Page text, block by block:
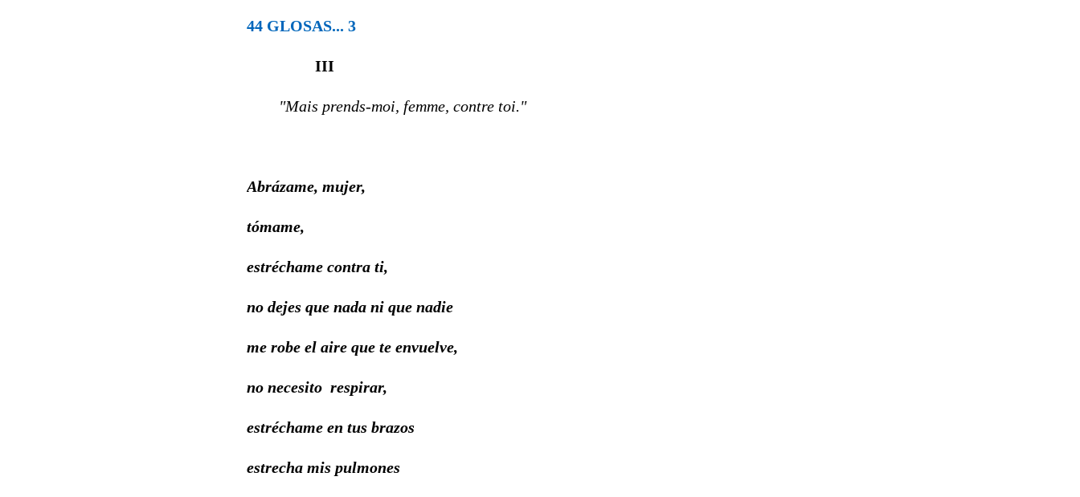
44 GLOSAS... 3
III
"Mais prends-moi, femme, contre toi."
Abrázame, mujer,
tómame,
estréchame contra ti,
no dejes que nada ni que nadie
me robe el aire que te envuelve,
no necesito respirar,
estréchame en tus brazos
estrecha mis pulmones